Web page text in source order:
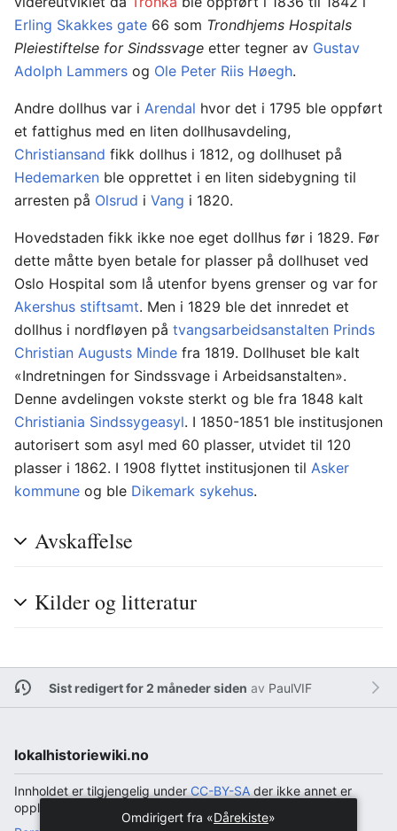
Erling Skakkes gate 66 som Trondhjems Hospitals
Pleiestiftelse for Sindssvage etter tegner av Gustav
Adolph Lammers og Ole Peter Riis Høegh.
Andre dollhus var i Arendal hvor det i 1795 ble oppført
et fattighus med en liten dollhusavdeling,
Christiansand fikk dollhus i 1812, og dollhuset på
Hedemarken ble opprettet i en liten sidebygning til
arresten på Olsrud i Vang i 1820.
Hovedstaden fikk ikke noe eget dollhus før i 1829. Før
dette måtte byen betale for plasser på dollhuset ved
Oslo Hospital som lå utenfor byens grenser og var for
Akershus stiftsamt. Men i 1829 ble det innredet et
dollhus i nordfløyen på tvangsarbeidsanstalten Prinds
Christian Augusts Minde fra 1819. Dollhuset ble kalt
«Indretningen for Sindssvage i Arbeidsanstalten».
Denne avdelingen vokste sterkt og ble fra 1848 kalt
Christiania Sindssygeasyl. I 1850-1851 ble institusjonen
autorisert som asyl med 60 plasser, utvidet til 120
plasser i 1862. I 1908 flyttet institusjonen til Asker
kommune og ble Dikemark sykehus.
Avskaffelse
Kilder og litteratur
Sist redigert for 2 måneder siden av PaulVIF
lokalhistoriewiki.no
Innholdet er tilgjengelig under CC-BY-SA der ikke annet er
opplyst.
Omdirigert fra «Dårekiste»